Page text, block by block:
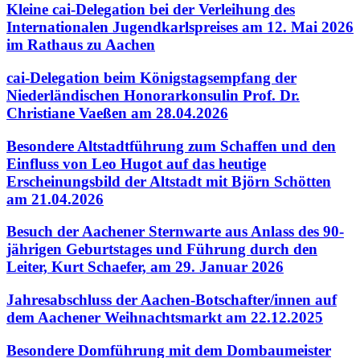
Kleine cai-Delegation bei der Verleihung des
Internationalen Jugendkarlspreises am 12. Mai 2026
im Rathaus zu Aachen
cai-Delegation beim Königstagsempfang der
Niederländischen Honorarkonsulin Prof. Dr.
Christiane Vaeßen am 28.04.2026
Besondere Altstadtführung zum Schaffen und den
Einfluss von Leo Hugot auf das heutige
Erscheinungsbild der Altstadt mit Björn Schötten
am 21.04.2026
Besuch der Aachener Sternwarte aus Anlass des 90-
jährigen Geburtstages und Führung durch den
Leiter, Kurt Schaefer, am 29. Januar 2026
Jahresabschluss der Aachen-Botschafter/innen auf
dem Aachener Weihnachtsmarkt am 22.12.2025
Besondere Domführung mit dem Dombaumeister